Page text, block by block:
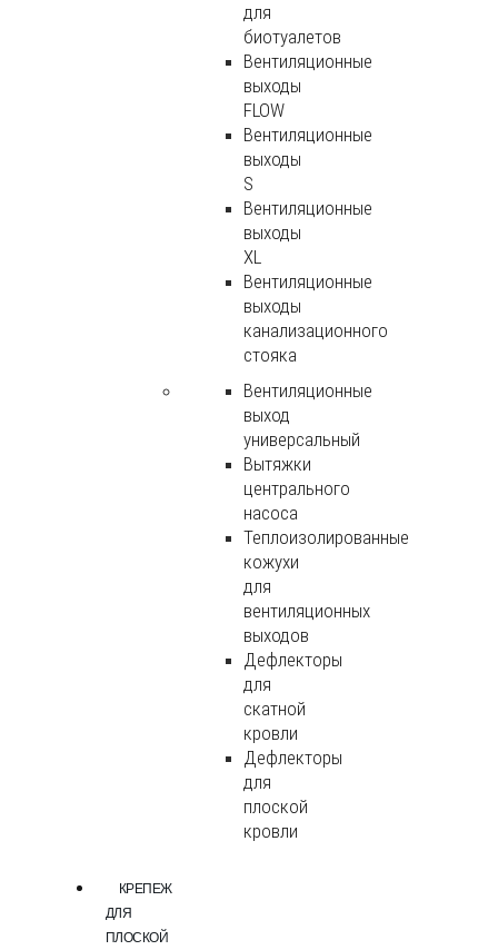
для
биотуалетов
Вентиляционные
выходы
FLOW
Вентиляционные
выходы
S
Вентиляционные
выходы
XL
Вентиляционные
выходы
канализационного
стояка
Вентиляционные
выход
универсальный
Вытяжки
центрального
насоса
Теплоизолированные
кожухи
для
вентиляционных
выходов
Дефлекторы
для
скатной
кровли
Дефлекторы
для
плоской
кровли
КРЕПЕЖ
ДЛЯ
ПЛОСКОЙ